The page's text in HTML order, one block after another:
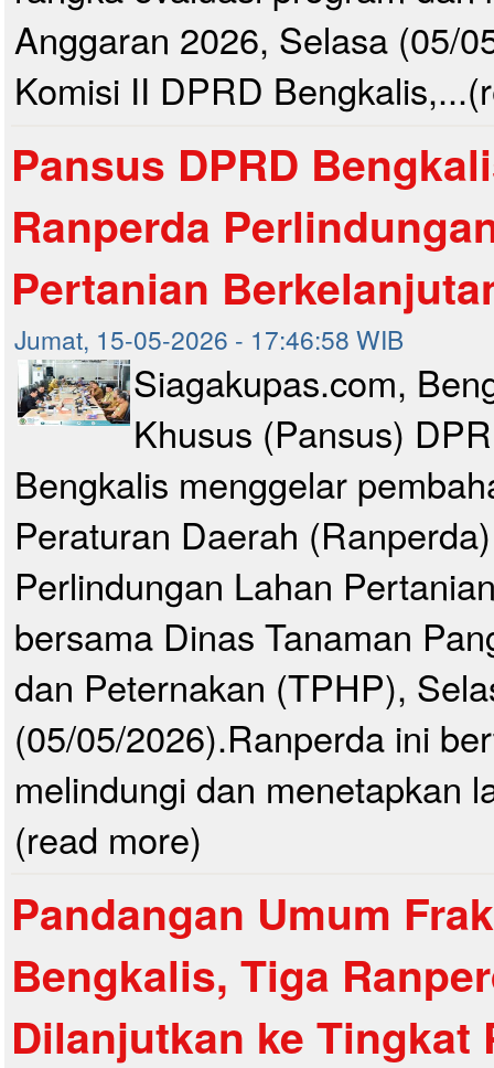
Anggaran 2026, Selasa (05/
Komisi II DPRD
Pansus DPRD
Ranperda
Pertanian
Jumat, 15-05-2026 - 17:46:58 WIB
Siagakupas.com,
Khusus (Pansus)
Bengkalis menggelar
Peraturan Daerah
Perlindungan Lahan
bersama Dinas Tanaman
dan Peternakan (TPHP),
(05/05/2026).Ranperda ini
melindungi dan menetapkan
(read more)
Pandangan Umum
Bengkalis, Tiga
Dilanjutkan ke Tingkat